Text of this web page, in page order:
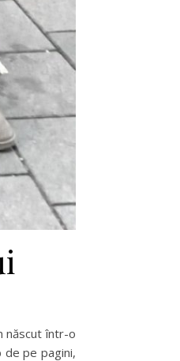
născut într-o
de pe pagini,